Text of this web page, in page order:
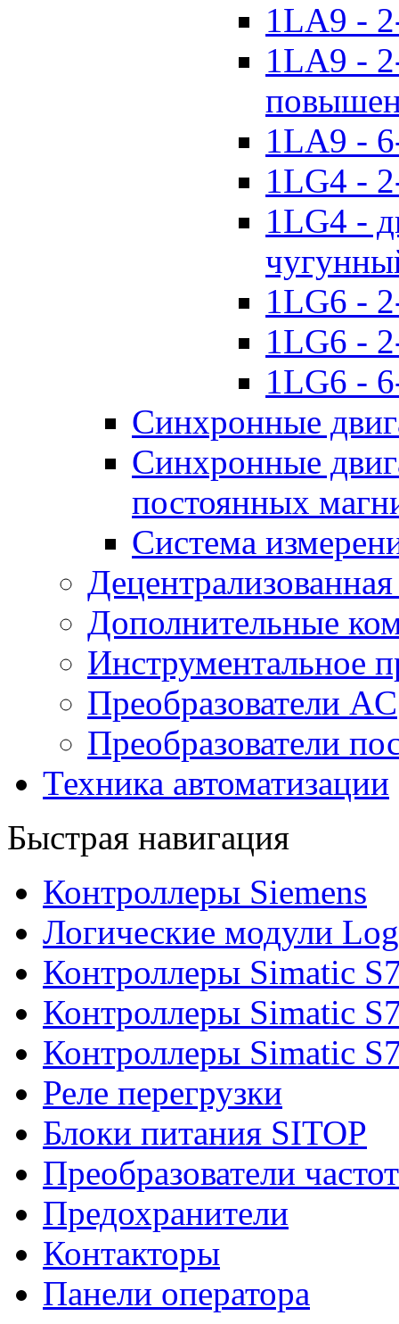
1LA9 -
1LA9 -
1LA9 -
1LG4 -
1LG4 -
1LG6 -
1LG6 -
1LG6 -
Синхронные
Синхронные
постоянных
Система
Дополнительные
Инструментальное
Преобразователи AC
Преобразователи
Техника автоматизации
Быстрая навигация
Контроллеры Siemens
Логические модули
Контроллеры Simatic
Контроллеры Simatic
Контроллеры Simatic
Реле перегрузки
Блоки питания SITOP
Преобразователи
Предохранители
Контакторы
Панели оператора